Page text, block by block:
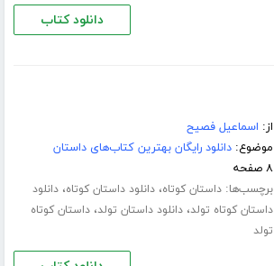
دانلود کتاب
از: اسماعیل فصیح
موضوع:دانلود رایگان بهترین کتاب‌های داستان
۸ صفحه
برچسب‌ها:داستان کوتاه،دانلود داستان کوتاه،دانلود
داستان کوتاه تولد،دانلود داستان تولد،داستان کوتاه
تولد